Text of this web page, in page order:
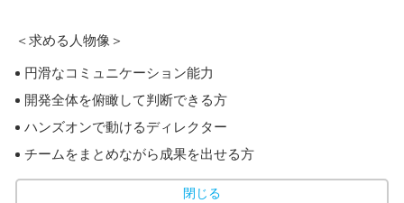
＜求める人物像＞
円滑なコミュニケーション能力
開発全体を俯瞰して判断できる方
ハンズオンで動けるディレクター
チームをまとめながら成果を出せる方
閉じる